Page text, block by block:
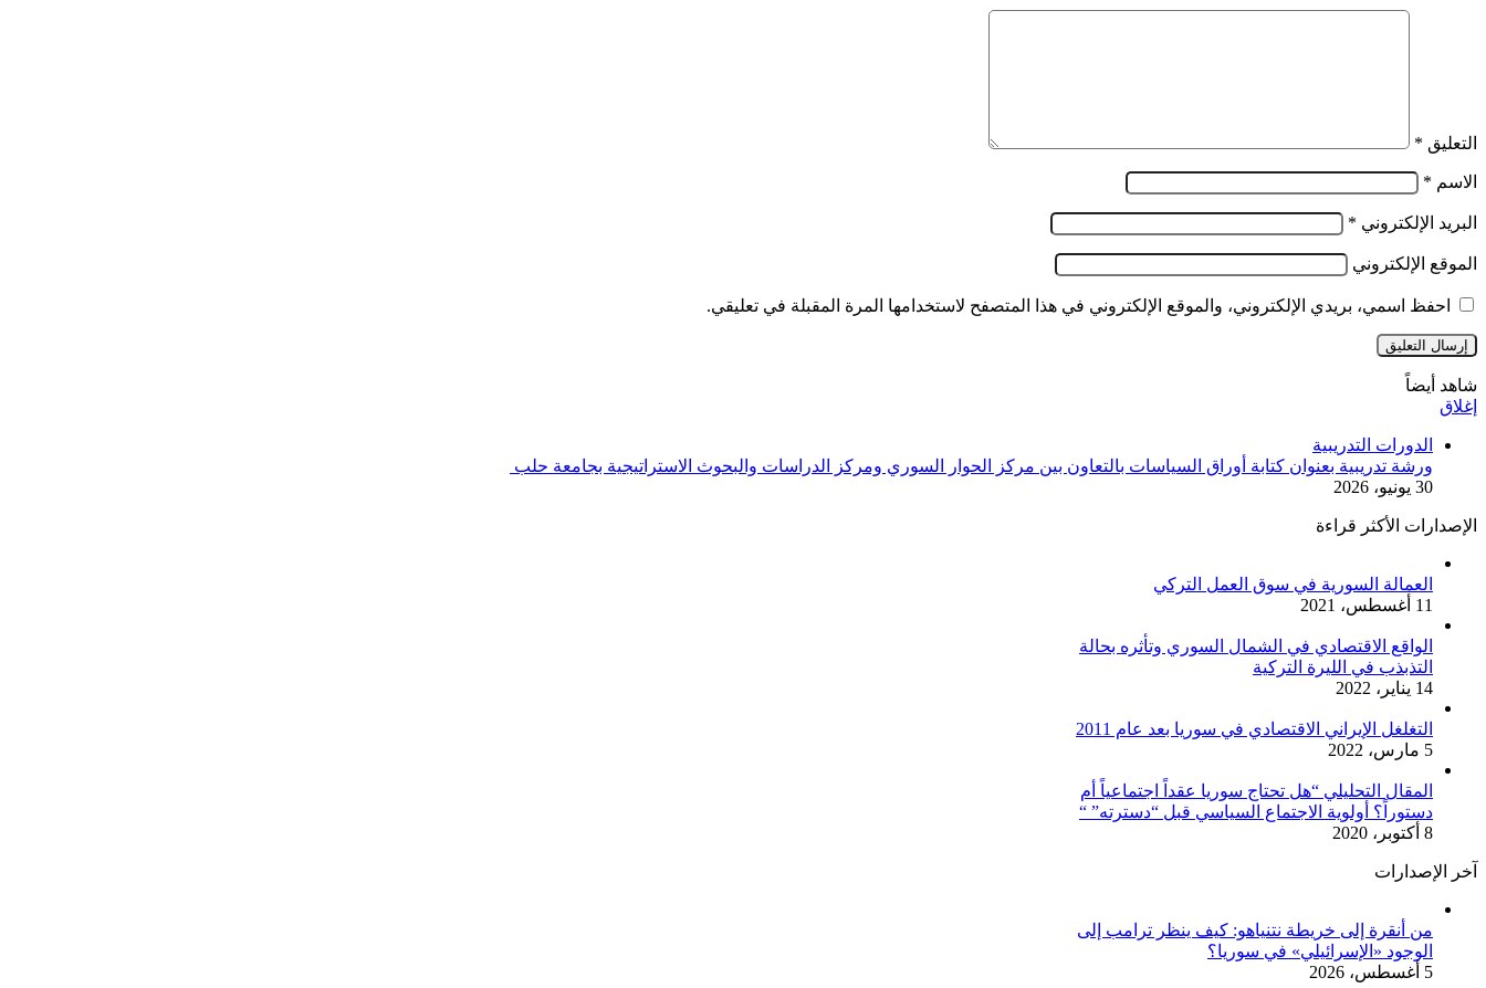
التعليق *
الاسم *
البريد الإلكتروني *
الموقع الإلكتروني
احفظ اسمي، بريدي الإلكتروني، والموقع الإلكتروني في هذا المتصفح لاستخدامها المرة المقبلة في تعليقي.
شاهد أيضاً
إغلاق
الدورات التدريبية
ورشة تدريبية بعنوان كتابة أوراق السياسات بالتعاون بين مركز الحوار السوري ومركز الدراسات والبحوث الاستراتيجية بجامعة حلب
30 يونيو، 2026
الإصدارات الأكثر قراءة
العمالة السورية في سوق العمل التركي
11 أغسطس، 2021
الواقع الاقتصادي في الشمال السوري وتأثره بحالة
التذبذب في الليرة التركية
14 يناير، 2022
التغلغل الإيراني الاقتصادي في سوريا بعد عام 2011
5 مارس، 2022
المقال التحليلي “هل تحتاج سوريا عقداً اجتماعياً أم
دستوراً؟ أولوية الاجتماع السياسي قبل “دسترته” “
8 أكتوبر، 2020
آخر الإصدارات
من أنقرة إلى خريطة نتنياهو: كيف ينظر ترامب إلى
الوجود «الإسرائيلي» في سوريا؟
5 أغسطس، 2026